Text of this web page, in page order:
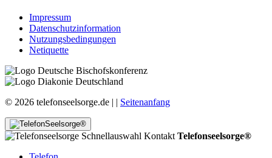
Impressum
Datenschutzinformation
Nutzungsbedingungen
Netiquette
© 2026 telefonseelsorge.de | | Seitenanfang
Telefonseelsorge®